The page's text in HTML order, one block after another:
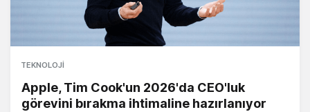
TEKNOLOJI
Apple, Tim Cook'un 2026'da CEO'luk
görevini bırakma ihtimaline hazırlanıyor